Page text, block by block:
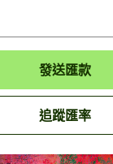
發送匯款
追蹤匯率